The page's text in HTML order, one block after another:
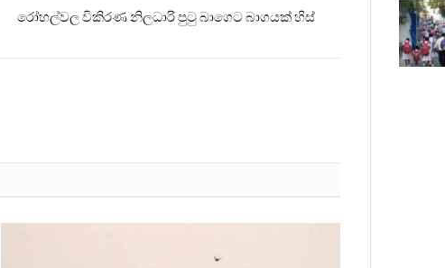
රෝහල්වල විකිරණ නිලධාරි පුටු බාගෙට බාගයක් හිස්